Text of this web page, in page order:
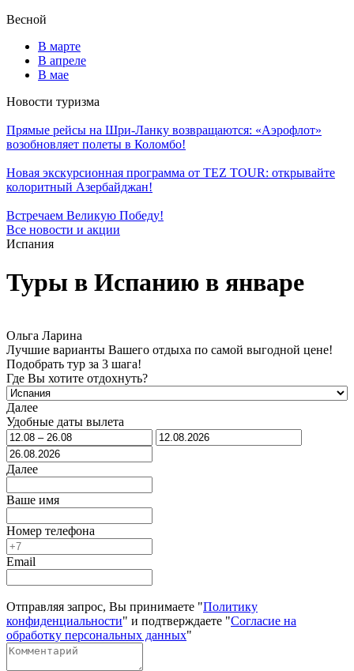
Весной
В марте
В апреле
В мае
Новости туризма
Прямые рейсы на Шри-Ланку возвращаются: «Аэрофлот»
возобновляет полеты в Коломбо!
Новая экскурсионная программа от TEZ TOUR: открывайте
колоритный Азербайджан!
Встречаем Великую Победу!
Все новости и акции
Испания
Туры в Испанию в январе
Ольга Ларина
Лучшие варианты Вашего отдыха по самой выгодной цене!
Подобрать тур за 3 шага!
Где Вы хотите отдохнуть?
Далее
Удобные даты вылета
Далее
Ваше имя
Номер телефона
Email
Отправляя запрос, Вы принимаете "Политику
конфиденциальности" и подтверждаете "Согласие на
обработку персональных данных"